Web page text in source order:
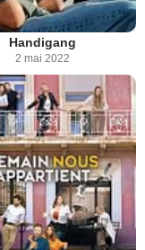
Handigang
2 mai 2022